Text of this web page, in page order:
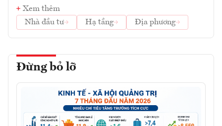
Xem thêm
Nhà đầu tư
Hạ tầng Địa phương
Đừng bỏ lỡ